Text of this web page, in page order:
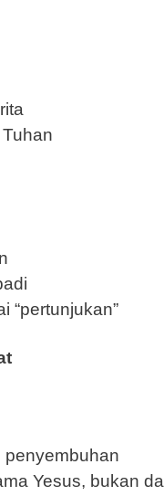
“pertunjukan”
penyembuhan
Yesus, bukan